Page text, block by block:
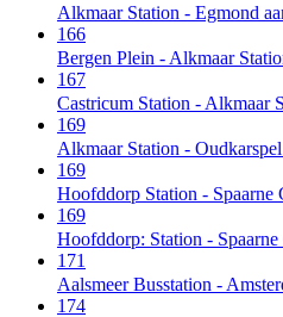
Alkmaar Station - Egmond
166
Bergen Plein - Alkmaar
167
Castricum Station - Alkmaar
169
Alkmaar Station -
169
Hoofddorp Station - Spaarne
169
Hoofddorp: Station - Spaarne
171
Aalsmeer Busstation -
174